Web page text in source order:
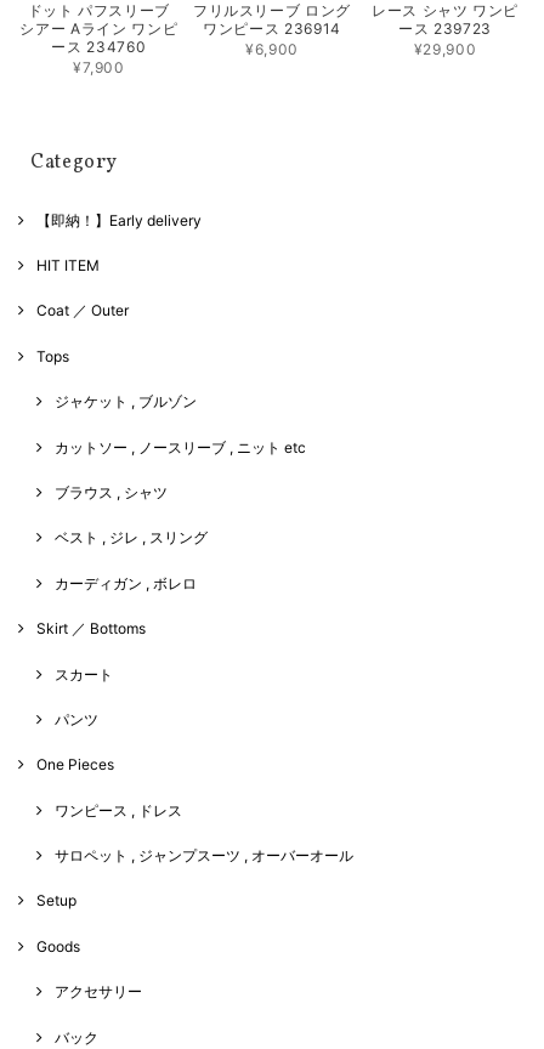
ドット パフスリーブ
シアー Aライン ワンピ
ース 234760
¥7,900
フリルスリーブ ロング
ワンピース 236914
¥6,900
レース シャツ ワンピ
ース 239723
¥29,900
Category
【即納！】Early delivery
HIT ITEM
Coat ／ Outer
Tops
ジャケット , ブルゾン
カットソー , ノースリーブ , ニット etc
ブラウス , シャツ
ベスト , ジレ , スリング
カーディガン , ボレロ
Skirt ／ Bottoms
スカート
パンツ
One Pieces
ワンピース , ドレス
サロペット , ジャンプスーツ , オーバーオール
Setup
Goods
アクセサリー
バック